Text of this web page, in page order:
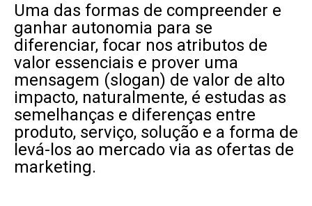
Uma das formas de compreender e
ganhar autonomia para se
diferenciar, focar nos atributos de
valor essenciais e prover uma
mensagem (slogan) de valor de alto
impacto, naturalmente, é estudas as
semelhanças e diferenças entre
produto, serviço, solução e a forma de
levá-los ao mercado via as ofertas de
marketing.